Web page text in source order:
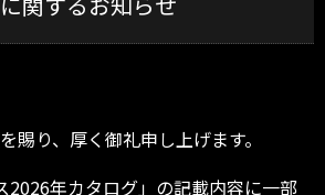
賜り、厚く御礼申し上げます。
2026年カタログ」の記載内容に一部